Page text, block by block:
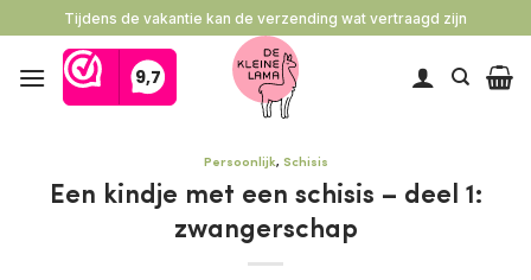
naar
inhoud
Tijdens de vakantie kan de verzending wat vertraagd zijn
Persoonlijk, Schisis
Een kindje met een schisis – deel 1:
zwangerschap